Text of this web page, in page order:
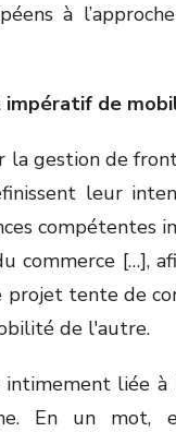
à
impératif de
la gestion de
leur
compétentes
commerce […],
projet tente de
de l'autre.
liée à
En un mot,